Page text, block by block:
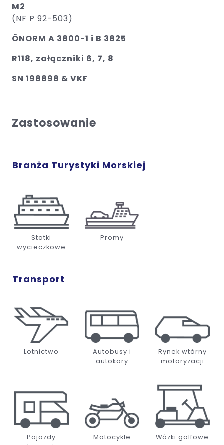
M2
(NF P 92-503)
ÖNORM A 3800-1 i B 3825
R118, załączniki 6, 7, 8
SN 198898 & VKF
Zastosowanie
Branża Turystyki Morskiej
Statki
wycieczkowe
Promy
Transport
Lotnictwo
Autobusy i
autokary
Rynek wtórny
motoryzacji
Pojazdy
Motocykle Wózki golfowe